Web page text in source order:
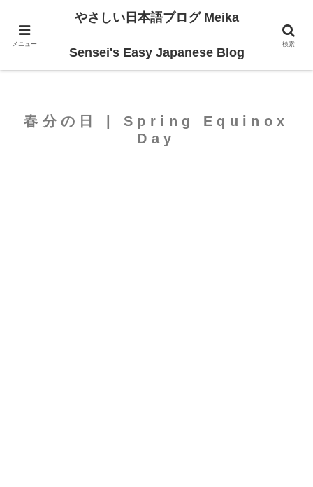
For Beginners
春分の日 | Spring Equinox
Day
メニュー
やさしい日本語ブログ Meika
Sensei's Easy Japanese Blog
検索